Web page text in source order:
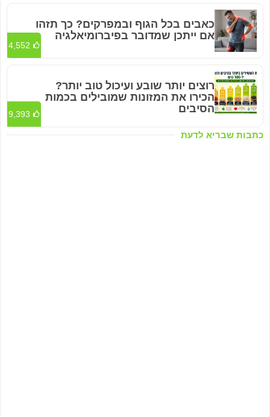
כתבות שבריא לדעת
כאבים בכל הגוף ובמפרקים? כך תזהו
אם ייתכן שמדובר בפיברומיאלגיה
4,552
רוצים יותר שובע ועיכול טוב יותר?
הכירו את המזונות שמובילים בכמות
הסיבים
9,393